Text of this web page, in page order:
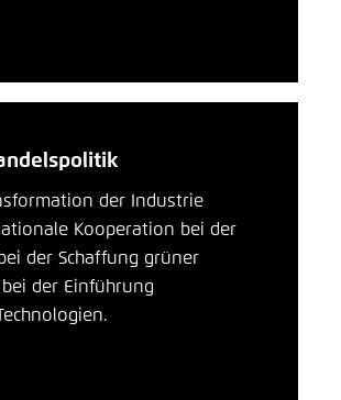
der Industrie
Kooperation bei der
der Schaffung grüner
der Einführung